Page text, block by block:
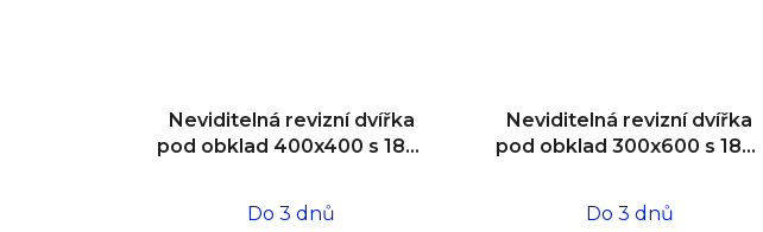
Neviditelná revizní dvířka
pod obklad 400x400 s 180°
Do 3 dnů
Neviditelná revizní dvířka
pod obklad 300x600 s 180°
Do 3 dnů